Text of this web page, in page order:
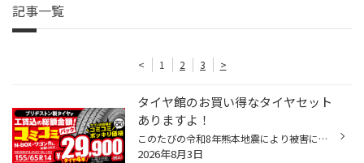
記事一覧
< 1 2 3 >
タイヤ館のお買い得なタイヤセット
ありますよ！
このたびの令和8年熊本地震により被害にあわれた皆さまに、心よりお見舞い申し上げます。 被災地域の一日も早い復旧・復興が進みますことを心よりお祈り申し上げます。 工賃コミコミ価格でお買い得なセット商品をご用意しました！ 当店のホームページをご覧いただきありがとうございます。 今回はタ...
2026年8月3日